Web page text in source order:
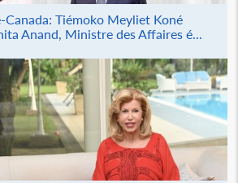
Canada: Tiémoko Meyliet Koné
Anand, Ministre des Affaires é...